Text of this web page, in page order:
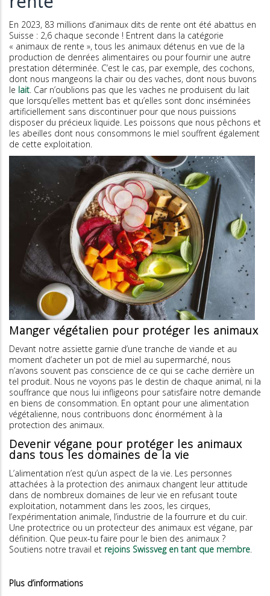
En 2023, 83 millions d’animaux dits de rente ont été abattus en
Suisse : 2,6 chaque seconde ! Entrent dans la catégorie
« animaux de rente », tous les animaux détenus en vue de la
production de denrées alimentaires ou pour fournir une autre
prestation déterminée. C’est le cas, par exemple, des cochons,
dont nous mangeons la chair ou des vaches, dont nous buvons
le lait . Car n’oublions pas que les vaches ne produisent du lait
que lorsqu’elles mettent bas et qu’elles sont donc inséminées
artificiellement sans discontinuer pour que nous puissions
disposer du précieux liquide. Les poissons que nous pêchons et
les abeilles dont nous consommons le miel souffrent également
de cette exploitation.
Manger végétalien pour protéger les animaux
Devant notre assiette garnie d’une tranche de viande et au
moment d’acheter un pot de miel au supermarché, nous
n’avons souvent pas conscience de ce qui se cache derrière un
tel produit. Nous ne voyons pas le destin de chaque animal, ni la
souffrance que nous lui infligeons pour satisfaire notre demande
en biens de consommation. En optant pour une alimentation
végétalienne, nous contribuons donc énormément à la
protection des animaux.
Devenir végane pour protéger les animaux
dans tous les domaines de la vie
L’alimentation n’est qu’un aspect de la vie. Les personnes
attachées à la protection des animaux changent leur attitude
dans de nombreux domaines de leur vie en refusant toute
exploitation, notamment dans les zoos, les cirques,
l’expérimentation animale, l’industrie de la fourrure et du cuir.
Une protectrice ou un protecteur des animaux est végane, par
définition. Que peux-tu faire pour le bien des animaux ?
Soutiens notre travail et rejoins Swissveg en tant que membre
Plus d’informations